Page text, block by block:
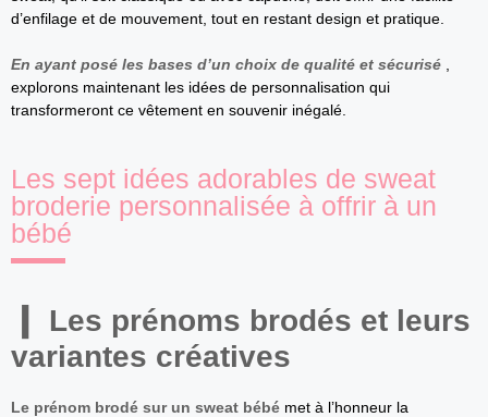
d’enfilage et de mouvement, tout en restant design et pratique.
En ayant posé les bases d’un choix de qualité et sécurisé
explorons maintenant les idées de personnalisation qui
transformeront ce vêtement en souvenir inégalé.
Les sept idées adorables de sweat
broderie personnalisée à offrir à un
bébé
Les prénoms brodés et leurs
variantes créatives
Le prénom brodé sur un sweat bébé met à l’honneur la